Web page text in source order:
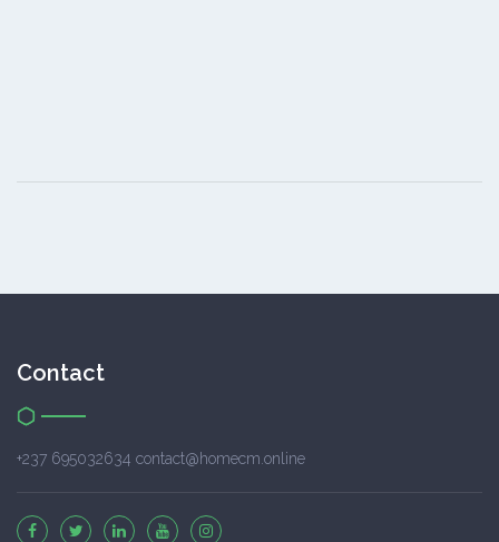
Contact
+237 695032634 contact@homecm.online